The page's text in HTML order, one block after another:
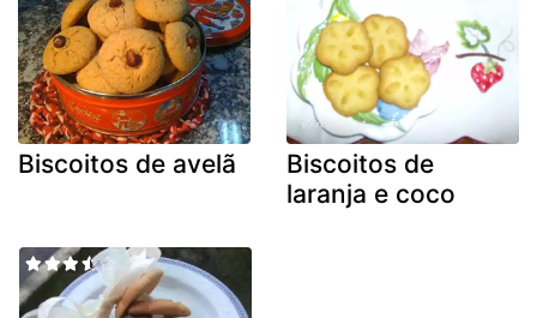
Biscoitos de avelã
Biscoitos de
laranja e coco